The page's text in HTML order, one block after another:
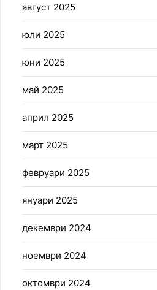
август 2025
юли 2025
юни 2025
май 2025
април 2025
март 2025
февруари 2025
януари 2025
декември 2024
ноември 2024
октомври 2024